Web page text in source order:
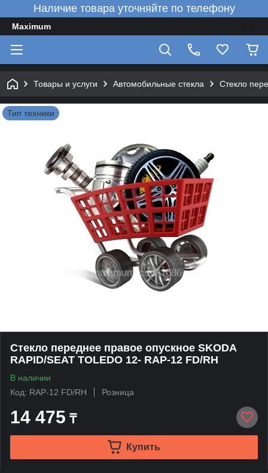
Наличие товара уточняйте по телефону
Maximum
Товары и услуги Автомобильные стекла Стекло
Тип техники
Стекло переднее правое опускное SKODA
RAPID/SEAT TOLEDO 12- RAP-12 FD/RH
В наличии
Код: RAP-12 FD/RH
Розница
14 475 ₸
Купить